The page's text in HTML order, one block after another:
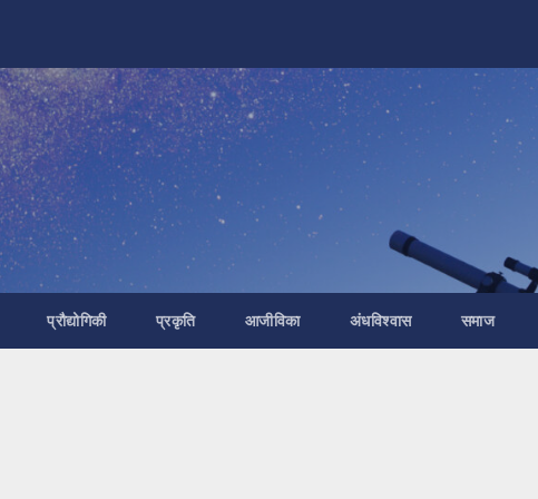
प्रौद्योगिकी प्रकृति आजीविका अंधविश्वास समाज